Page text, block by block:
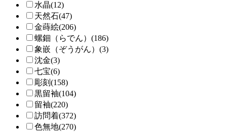
水晶(12)
天然石(47)
金蒔絵(206)
螺鈿（らでん）(186)
象嵌（ぞうがん）(3)
沈金(3)
七宝(6)
彫刻(158)
黒留袖(104)
留袖(220)
訪問着(372)
色無地(270)